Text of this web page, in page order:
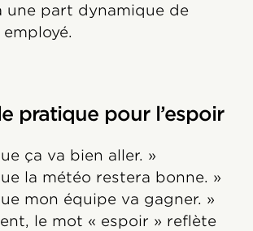
une part dynamique de
employé.
pratique pour l’espoir
ça va bien aller. »
la météo restera bonne. »
mon équipe va gagner. »
le mot « espoir » reflète